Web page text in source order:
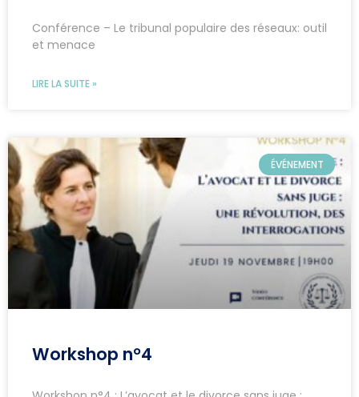
Conférence – Le tribunal populaire des réseaux: outil
et menace
LIRE LA SUITE »
ÉVÉNEMENT
Workshop n°4